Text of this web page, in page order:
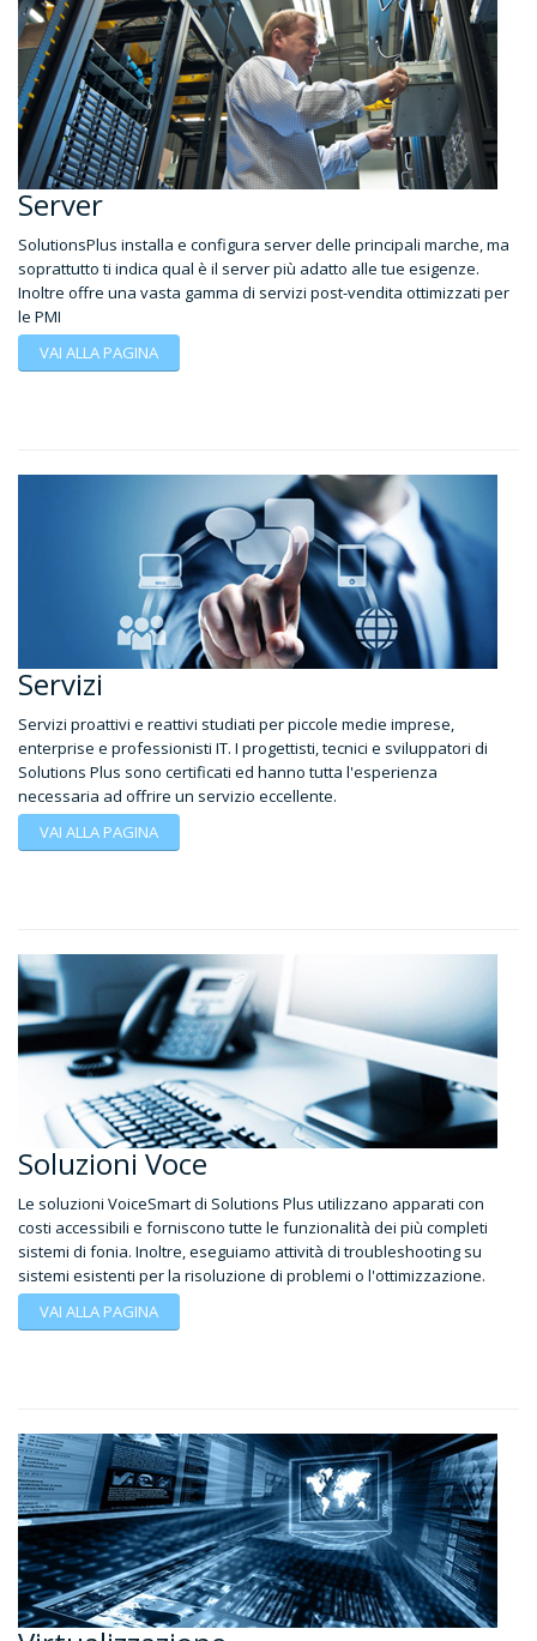
Server
SolutionsPlus installa e configura server delle principali marche, ma
soprattutto ti indica qual è il server più adatto alle tue esigenze.
Inoltre offre una vasta gamma di servizi post-vendita ottimizzati per
le PMI
VAI ALLA PAGINA
Servizi
Servizi proattivi e reattivi studiati per piccole medie imprese,
enterprise e professionisti IT. I progettisti, tecnici e sviluppatori di
Solutions Plus sono certificati ed hanno tutta l'esperienza
necessaria ad offrire un servizio eccellente.
VAI ALLA PAGINA
Soluzioni Voce
Le soluzioni VoiceSmart di Solutions Plus utilizzano apparati con
costi accessibili e forniscono tutte le funzionalità dei più completi
sistemi di fonia. Inoltre, eseguiamo attività di troubleshooting su
sistemi esistenti per la risoluzione di problemi o l'ottimizzazione.
VAI ALLA PAGINA